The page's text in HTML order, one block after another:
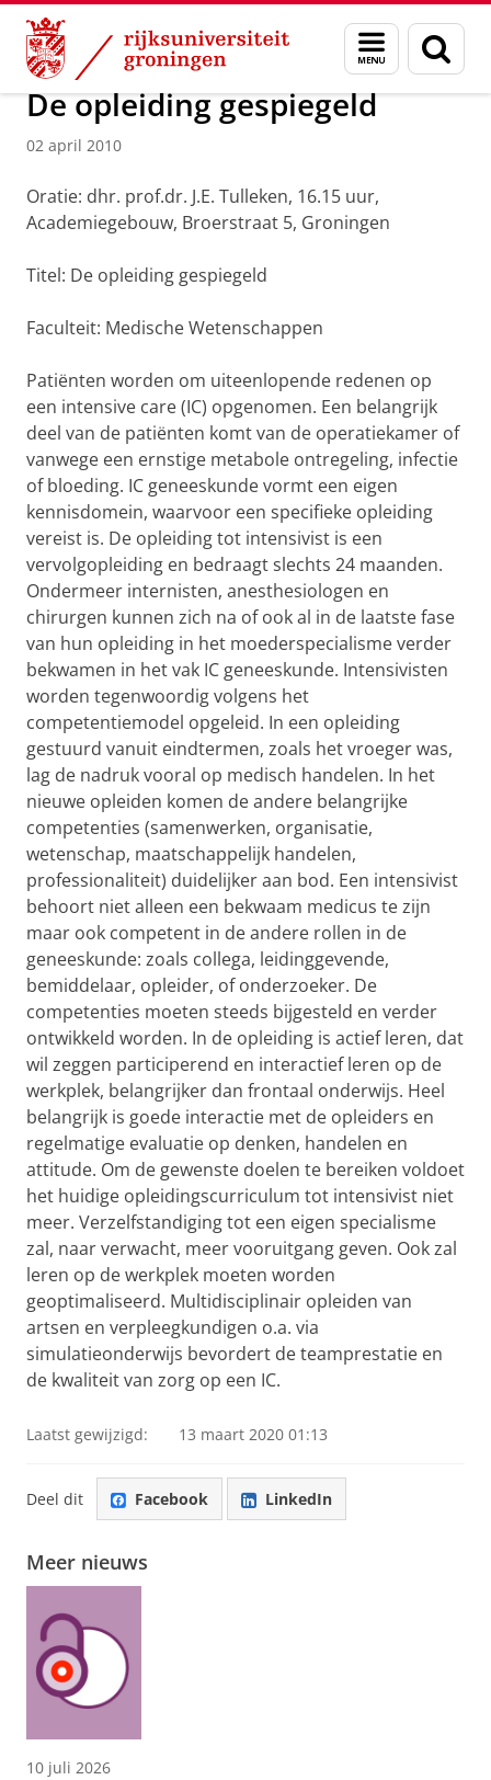
Skip
Content
Skip
Navigation
Menu
en
zoeken
Over ons Actueel Nieuws Nieuwsberichten
De opleiding gespiegeld
02 april 2010
Oratie: dhr. prof.dr. J.E. Tulleken, 16.15 uur,
Academiegebouw, Broerstraat 5, Groningen
Titel: De opleiding gespiegeld
Faculteit: Medische Wetenschappen
Patiënten worden om uiteenlopende redenen op
een intensive care (IC) opgenomen. Een belangrijk
deel van de patiënten komt van de operatiekamer of
vanwege een ernstige metabole ontregeling, infectie
of bloeding. IC geneeskunde vormt een eigen
kennisdomein, waarvoor een specifieke opleiding
vereist is. De opleiding tot intensivist is een
vervolgopleiding en bedraagt slechts 24 maanden.
Ondermeer internisten, anesthesiologen en
chirurgen kunnen zich na of ook al in de laatste fase
van hun opleiding in het moederspecialisme verder
bekwamen in het vak IC geneeskunde. Intensivisten
worden tegenwoordig volgens het
competentiemodel opgeleid. In een opleiding
gestuurd vanuit eindtermen, zoals het vroeger was,
lag de nadruk vooral op medisch handelen. In het
nieuwe opleiden komen de andere belangrijke
competenties (samenwerken, organisatie,
wetenschap, maatschappelijk handelen,
professionaliteit) duidelijker aan bod. Een intensivist
behoort niet alleen een bekwaam medicus te zijn
maar ook competent in de andere rollen in de
geneeskunde: zoals collega, leidinggevende,
bemiddelaar, opleider, of onderzoeker. De
competenties moeten steeds bijgesteld en verder
ontwikkeld worden. In de opleiding is actief leren, dat
wil zeggen participerend en interactief leren op de
werkplek, belangrijker dan frontaal onderwijs. Heel
belangrijk is goede interactie met de opleiders en
regelmatige evaluatie op denken, handelen en
attitude. Om de gewenste doelen te bereiken voldoet
het huidige opleidingscurriculum tot intensivist niet
meer. Verzelfstandiging tot een eigen specialisme
zal, naar verwacht, meer vooruitgang geven. Ook zal
leren op de werkplek moeten worden
geoptimaliseerd. Multidisciplinair opleiden van
artsen en verpleegkundigen o.a. via
simulatieonderwijs bevordert de teamprestatie en
de kwaliteit van zorg op een IC.
Laatst gewijzigd: 13 maart 2020 01:13
Deel dit Facebook LinkedIn
Meer nieuws
10 juli 2026